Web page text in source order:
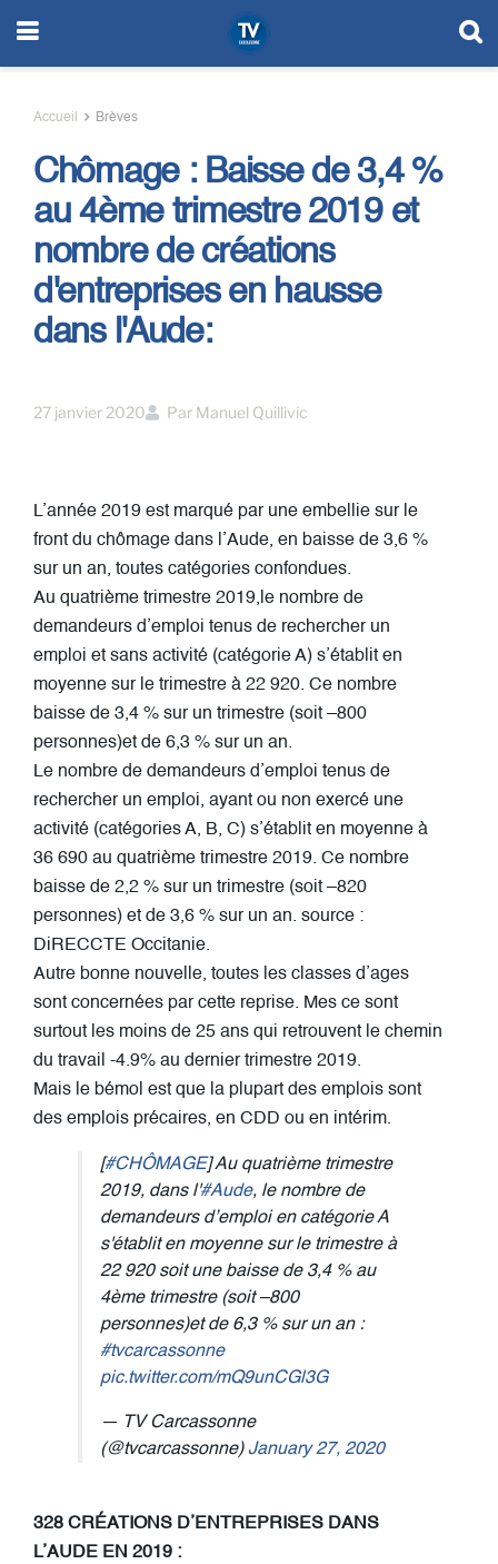
Accueil Brèves
Chômage : Baisse de 3,4 %
au 4ème trimestre 2019 et
nombre de créations
d'entreprises en hausse
dans l'Aude:
27 janvier 2020 Par Manuel Quillivic
L’année 2019 est marqué par une embellie sur le
front du chômage dans l’Aude, en baisse de 3,6 %
sur un an, toutes catégories confondues.
Au quatrième trimestre 2019,le nombre de
demandeurs d’emploi tenus de rechercher un
emploi et sans activité (catégorie A) s’établit en
moyenne sur le trimestre à 22 920. Ce nombre
baisse de 3,4 % sur un trimestre (soit –800
personnes)et de 6,3 % sur un an.
Le nombre de demandeurs d’emploi tenus de
rechercher un emploi, ayant ou non exercé une
activité (catégories A, B, C) s’établit en moyenne à
36 690 au quatrième trimestre 2019. Ce nombre
baisse de 2,2 % sur un trimestre (soit –820
personnes) et de 3,6 % sur un an. source :
DiRECCTE Occitanie.
Autre bonne nouvelle, toutes les classes d’ages
sont concernées par cette reprise. Mes ce sont
surtout les moins de 25 ans qui retrouvent le chemin
du travail -4.9% au dernier trimestre 2019.
Mais le bémol est que la plupart des emplois sont
des emplois précaires, en CDD ou en intérim.
[#CHÔMAGE] Au quatrième trimestre
2019, dans l'#Aude, le nombre de
demandeurs d’emploi en catégorie A
s'établit en moyenne sur le trimestre à
22 920 soit une baisse de 3,4 % au
4ème trimestre (soit –800
personnes)et de 6,3 % sur un an :
#tvcarcassonne
pic.twitter.com/mQ9unCGl3G
— TV Carcassonne
(@tvcarcassonne)January 27, 2020
328 CRÉATIONS D’ENTREPRISES DANS
L’AUDE EN 2019 :